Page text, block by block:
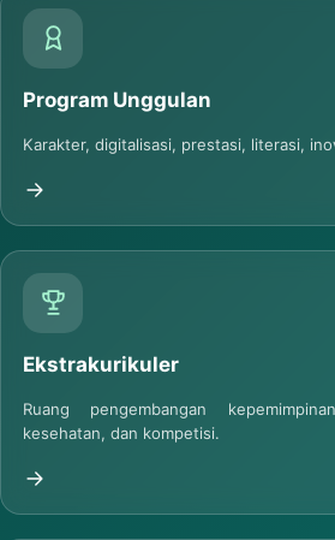
Program Unggulan
Karakter, digitalisasi, prestasi, literasi,
Ekstrakurikuler
Ruang pengembangan
kesehatan, dan kompetisi.